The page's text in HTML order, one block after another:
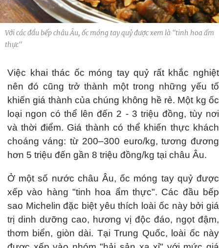
Với các đầu bếp châu Âu, ốc móng tay quỷ được xem là "tinh hoa ẩm
thực"
Việc khai thác ốc móng tay quỷ rất khắc nghiệt
nên đó cũng trở thành một trong những yếu tố
khiến giá thành của chúng không hề rẻ. Một kg ốc
loại ngon có thể lên đến 2 - 3 triệu đồng, tùy nơi
và thời điểm. Giá thành có thể khiến thực khách
choáng váng: từ 200–300 euro/kg, tương đương
hơn 5 triệu đến gần 8 triệu đồng/kg tại châu Âu.
Ở một số nước châu Âu, ốc móng tay quỷ được
xếp vào hàng "tinh hoa ẩm thực". Các đầu bếp
sao Michelin đặc biệt yêu thích loài ốc này bởi giá
trị dinh dưỡng cao, hương vị độc đáo, ngọt đậm,
thơm biển, giòn dài. Tại Trung Quốc, loài ốc này